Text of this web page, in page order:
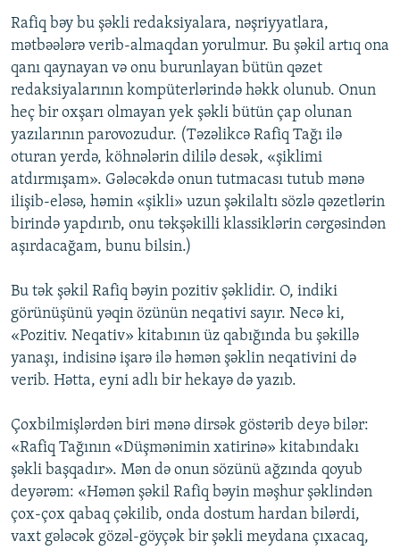
Rafiq bəy bu şəkli redaksiyalara, nəşriyyatlara,
mətbəələrə verib-almaqdan yorulmur. Bu şəkil artıq ona
qanı qaynayan və onu burunlayan bütün qəzet
redaksiyalarının kompüterlərində həkk olunub. Onun
heç bir oxşarı olmayan yek şəkli bütün çap olunan
yazılarının parovozudur. (Təzəlikcə Rafiq Tağı ilə
oturan yerdə, köhnələrin dililə desək, «şiklimi
atdırmışam». Gələcəkdə onun tutmacası tutub mənə
ilişib-eləsə, həmin «şikli» uzun şəkilaltı sözlə qəzetlərin
birində yapdırıb, onu təkşəkilli klassiklərin cərgəsindən
aşırdacağam, bunu bilsin.)
Bu tək şəkil Rafiq bəyin pozitiv şəklidir. O, indiki
görünüşünü yəqin özünün neqativi sayır. Necə ki,
«Pozitiv. Neqativ» kitabının üz qabığında bu şəkillə
yanaşı, indisinə işarə ilə həmən şəklin neqativini də
verib. Hətta, eyni adlı bir hekayə də yazıb.
Çoxbilmişlərdən biri mənə dirsək göstərib deyə bilər:
«Rafiq Tağının «Düşmənimin xatirinə» kitabındakı
şəkli başqadır». Mən də onun sözünü ağzında qoyub
deyərəm: «Həmən şəkil Rafiq bəyin məşhur şəklindən
çox-çox qabaq çəkilib, onda dostum hardan bilərdi,
vaxt gələcək gözəl-göyçək bir şəkli meydana çıxacaq,